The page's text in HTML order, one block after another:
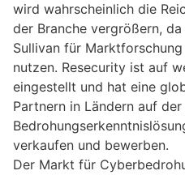
wird wahrscheinlich die
der Branche vergrößern,
Sullivan für
nutzen. Resecurity ist auf
eingestellt und hat eine
Partnern in Ländern auf
verkaufen und bewerben.
Der Markt für